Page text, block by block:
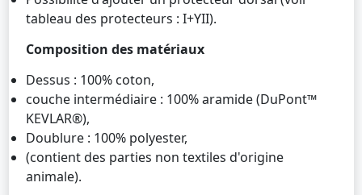
tableau des protecteurs : I+YII).
Composition des matériaux
Dessus : 100% coton,
couche intermédiaire : 100% aramide (DuPont™
KEVLAR®),
Doublure : 100% polyester,
(contient des parties non textiles d'origine
animale).